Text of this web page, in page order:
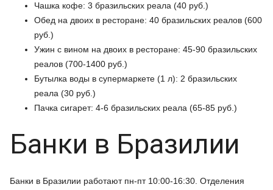
Чашка кофе: 3 бразильских реала (40 руб.)
Обед на двоих в ресторане: 40 бразильских реалов (600
руб.)
Ужин с вином на двоих в ресторане: 45-90 бразильских
реалов (700-1400 руб.)
Бутылка воды в супермаркете (1 л): 2 бразильских
реала (30 руб.)
Пачка сигарет: 4-6 бразильских реала (65-85 руб.)
Банки в Бразилии
Банки в Бразилии работают пн-пт 10:00-16:30. Отделения